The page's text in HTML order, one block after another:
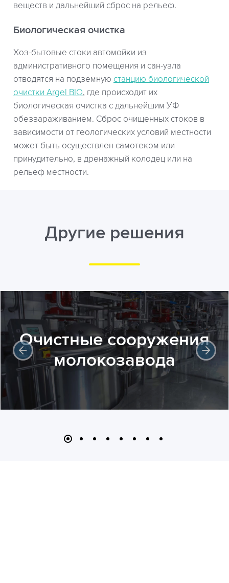
веществ и дальнейший сброс на рельеф.
Биологическая очистка
Хоз-бытовые стоки автомойки из
административного помещения и сан-узла
отводятся на подземную станцию биологической
очистки Argel BIO, где происходит их
биологическая очистка с дальнейшим УФ
обеззараживанием. Сброс очищенных стоков в
зависимости от геологических условий местности
может быть осуществлен самотеком или
принудительно, в дренажный колодец или на
рельеф местности.
Другие решения
Очистные сооружения
молокозавода